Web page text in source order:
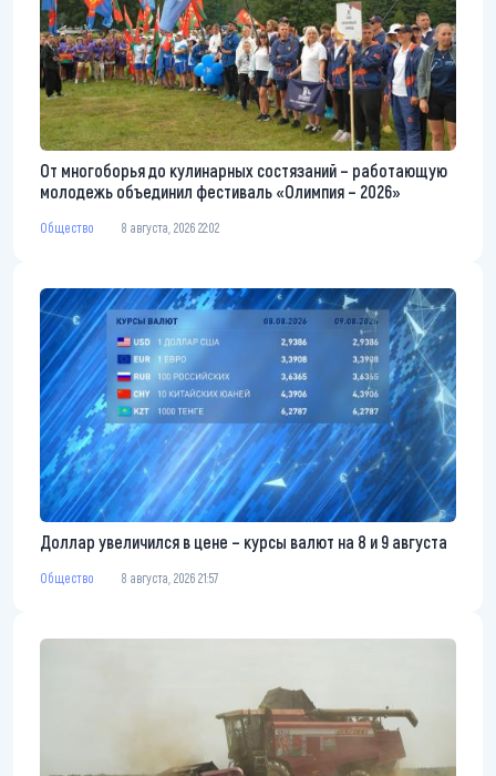
От многоборья до кулинарных состязаний – работающую
молодежь объединил фестиваль «Олимпия – 2026»
Общество 8 августа, 2026 22:02
Доллар увеличился в цене – курсы валют на 8 и 9 августа
Общество 8 августа, 2026 21:57